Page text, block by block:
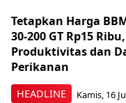
HEADLINE
Tetapkan Harga
30-200 GT Rp15
Produktivitas dan
Perikanan
Kamis, 16